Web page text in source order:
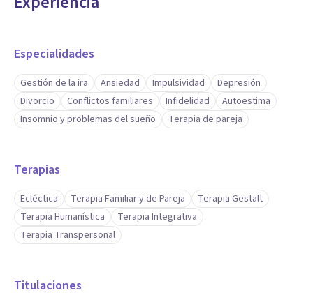
Especialidades
Gestión de la ira Ansiedad Impulsividad
Depresión
Divorcio
Conflictos familiares Infidelidad
Autoestima
Insomnio y problemas del sueño
Terapia de pareja
Terapias
Ecléctica Terapia Familiar y de Pareja
Terapia Gestalt
Terapia Humanística
Terapia Integrativa
Terapia Transpersonal
Titulaciones